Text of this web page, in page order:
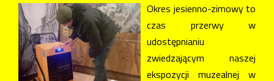
Okres jesienno-zimowy to
czas przerwy w
udostępnianiu
zwiedzającym naszej
ekspozycji muzealnej w